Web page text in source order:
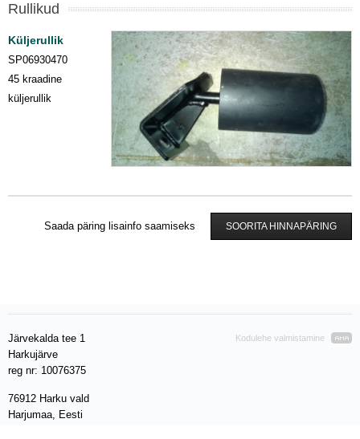
Rullikud
Küljerullik
SP06930470
45 kraadine
küljerullik
Saada päring lisainfo saamiseks SOORITA HINNAPÄRING
Järvekalda tee 1
Harkujärve
reg nr: 10076375
76912 Harku vald
Harjumaa, Eesti
Kodulehe valmistamine